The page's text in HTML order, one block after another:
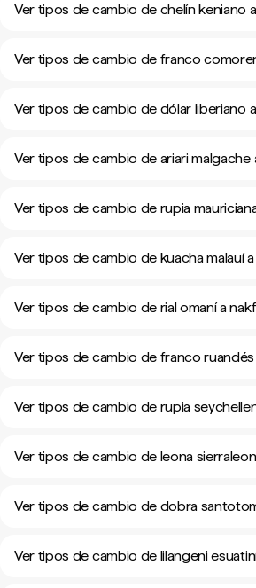
Ver tipos de cambio de chelín keniano
Ver tipos de cambio de franco
Ver tipos de cambio de dólar liberiano
Ver tipos de cambio de ariari malgache
Ver tipos de cambio de rupia
Ver tipos de cambio de kuacha malauí
Ver tipos de cambio de rial omaní a
Ver tipos de cambio de franco
Ver tipos de cambio de rupia
Ver tipos de cambio de leona
Ver tipos de cambio de dobra
Ver tipos de cambio de lilangeni